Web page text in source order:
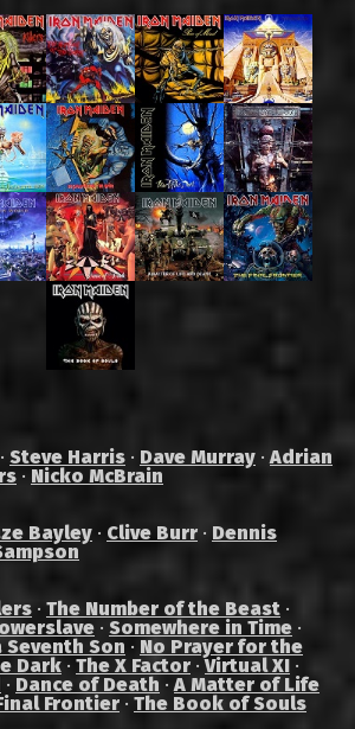
· Steve Harris · Dave Murray ·Adrian
· Nicko McBrain
Bayley · Clive Burr · Dennis
· The Number of the Beast ·
· Somewhere in Time ·
Seventh Son · No Prayer for the
Dark · The X Factor ·Virtual XI ·
· Dance of Death ·A Matter of Life
Frontier · The Book of Souls